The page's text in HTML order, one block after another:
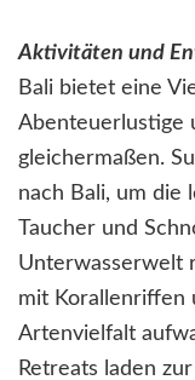
Aktivitäten und
Bali bietet eine
Abenteuerlustige
gleichermaßen.
nach Bali, um die
Taucher und
Unterwasserwelt
mit Korallenriffen
Artenvielfalt
Retreats laden